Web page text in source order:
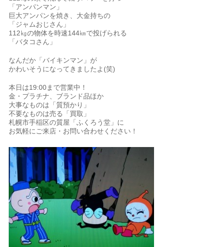
「アンパンマン」
巨大アンパンを焼き、大金持ちの
「ジャムおじさん」
112㎏の物体を時速144㎞で投げられる
「バタコさん」
なんだか「バイキンマン」が
かわいそうになってきましたよ(笑)
本日は19:00まで営業中！
金・プラチナ、ブランド品ほか
大事なものは「質預かり」
不要なものは売る「買取」
札幌市手稲区の質屋「ふくろう堂」に
お気軽にご来店・お問い合わせください！